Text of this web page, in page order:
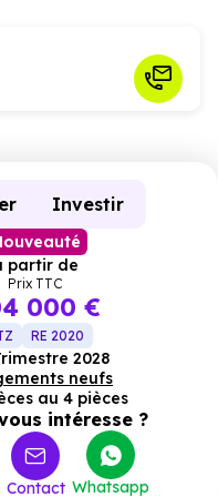
Investir
partir de
Prix TTC
000 €
RE 2020
2028
neufs
au 4 pièces
intéresse ?
Contact Whatsapp